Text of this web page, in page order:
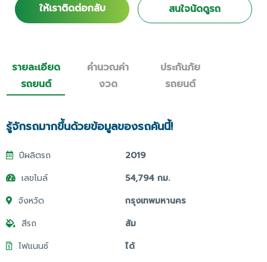
ให้เราติดต่อกลับ สนใจนัดดูรถ
รายละเอียด
รถยนต์
คำนวณค่า
งวด
ประกันภัย
รถยนต์
รู้จักรถมากขึ้นด้วยข้อมูลของรถคันนี้!
ปีผลิตรถ
2019
เลขไมล์
54,794 กม.
จังหวัด
กรุงเทพมหานคร
สีรถ
ส้ม
ไฟแนนซ์
ได้